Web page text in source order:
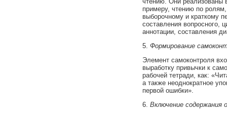
примеру, чтению по
выборочному и краткому
составления вопросного,
аннотации, составления
5. Формирование
Элемент самоконтроля
выработку привычки к
рабочей тетради, как:
а также неоднократное
первой ошибки».
6. Включение содержания